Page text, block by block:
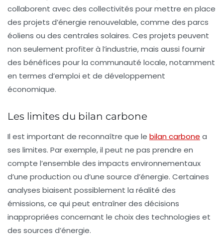
collaborent avec des collectivités pour mettre en place
des projets d’énergie renouvelable, comme des parcs
éoliens ou des centrales solaires. Ces projets peuvent
non seulement profiter à l’industrie, mais aussi fournir
des bénéfices pour la communauté locale, notamment
en termes d’emploi et de développement
économique.
Les limites du bilan carbone
Il est important de reconnaître que le bilan carbone a
ses limites. Par exemple, il peut ne pas prendre en
compte l’ensemble des impacts environnementaux
d’une production ou d’une source d’énergie. Certaines
analyses biaisent possiblement la réalité des
émissions, ce qui peut entraîner des décisions
inappropriées concernant le choix des technologies et
des sources d’énergie.